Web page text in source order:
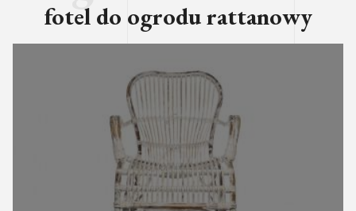
fotel do ogrodu rattanowy